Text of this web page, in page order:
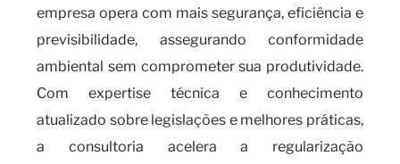
empresa opera com mais segurança, eficiência e
previsibilidade, assegurando conformidade
ambiental sem comprometer sua produtividade.
Com expertise técnica e conhecimento
atualizado sobre legislações e melhores práticas,
a consultoria acelera a regularização